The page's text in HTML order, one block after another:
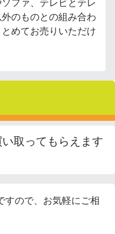
ファ、テレビとテレ
のものとの組み合わ
めてお売りいただけ
取ってもらえます
すので、お気軽にご相